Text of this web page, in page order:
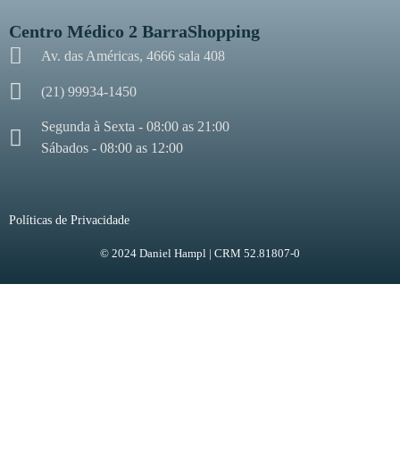
Centro Médico 2 BarraShopping
Av. das Américas, 4666 sala 408
(21) 99934-1450
Segunda à Sexta - 08:00 as 21:00
Sábados - 08:00 as 12:00
Políticas de Privacidade
© 2024 Daniel Hampl | CRM 52.81807-0